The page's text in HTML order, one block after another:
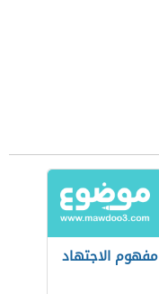
مفهوم الاجتهاد